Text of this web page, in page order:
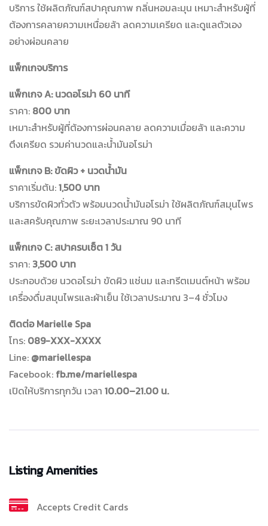
บริการ ใช้ผลิตภัณฑ์สปาคุณภาพ กลิ่นหอมละมุน เหมาะสำหรับผู้ที่
ต้องการคลายความเหนื่อยล้า ลดความเครียด และดูแลตัวเอง
อย่างผ่อนคลาย
แพ็กเกจบริการ
แพ็กเกจ A: นวดอโรม่า 60 นาที
ราคา: 800 บาท
เหมาะสำหรับผู้ที่ต้องการผ่อนคลาย ลดความเมื่อยล้า และความ
ตึงเครียด รวมค่านวดและน้ำมันอโรม่า
แพ็กเกจ B: ขัดผิว + นวดน้ำมัน
ราคาเริ่มต้น:1,500 บาท
บริการขัดผิวทั่วตัว พร้อมนวดน้ำมันอโรม่า ใช้ผลิตภัณฑ์สมุนไพร
และสครับคุณภาพ ระยะเวลาประมาณ 90 นาที
แพ็กเกจ C: สปาครบเซ็ต 1 วัน
ราคา: 3,500 บาท
ประกอบด้วย นวดอโรม่า ขัดผิว แช่นม และทรีตเมนต์หน้า พร้อม
เครื่องดื่มสมุนไพรและผ้าเย็น ใช้เวลาประมาณ 3–4 ชั่วโมง
ติดต่อ Marielle Spa
โทร: 089-XXX-XXXX
Line: @mariellespa
Facebook: fb.me/mariellespa
เปิดให้บริการทุกวัน เวลา 10.00–21.00 น.
Listing Amenities
Accepts Credit Cards